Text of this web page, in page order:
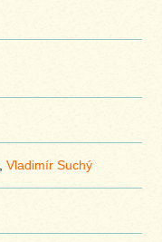
Vladimír Suchý